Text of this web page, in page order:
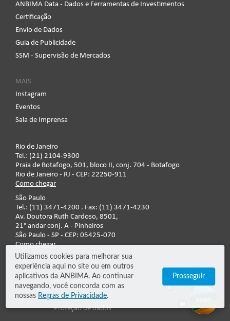
Utilizamos cookies para melhorar sua
experiência aqui no site ou em outros
aplicativos da ANBIMA. Ao continuar
navegando, você concorda com as
nossas Regras de Privacidade.
Prosseguir
ANBIMA Data - Dados e Ferramentas de Investimentos
Certificação
Envio de Dados
Guia de Publicidade
SSM - Supervisão de Mercados
MAIS
Instagram
Eventos
Sala de Imprensa
Rio de Janeiro
Tel.: (21) 2104-9300
Praia de Botafogo, 501, bloco II, conj. 704 - Botafogo
Rio de Janeiro - RJ - CEP: 22250-911
Como chegar
São Paulo
Tel.: (11) 3471-4200 . Fax: (11) 3471-4230
Av. Doutora Ruth Cardoso, 8501,
21° andar conj. A - Pinheiros
São Paulo - SP - CEP: 05425-070
Como chegar
Fale conosco
Regras de privacidade
Termos de uso
Proteção de dados